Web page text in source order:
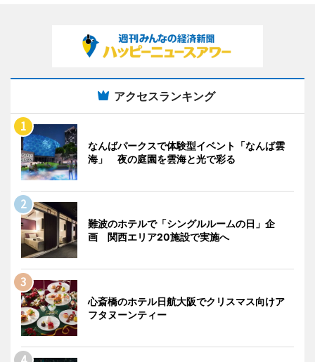
アクセスランキング
なんばパークスで体験型イベント「なんば雲
海」 夜の庭園を雲海と光で彩る
難波のホテルで「シングルルームの日」企
画 関西エリア20施設で実施へ
心斎橋のホテル日航大阪でクリスマス向けア
フタヌーンティー